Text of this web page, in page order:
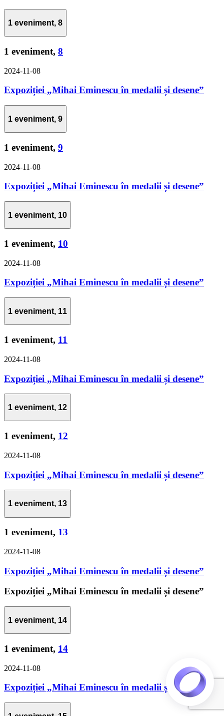
1 eveniment, 8
1 eveniment, 8
2024-11-08
Expoziției „Mihai Eminescu în medalii și desene”
1 eveniment, 9
1 eveniment, 9
2024-11-08
Expoziției „Mihai Eminescu în medalii și desene”
1 eveniment, 10
1 eveniment, 10
2024-11-08
Expoziției „Mihai Eminescu în medalii și desene”
1 eveniment, 11
1 eveniment, 11
2024-11-08
Expoziției „Mihai Eminescu în medalii și desene”
1 eveniment, 12
1 eveniment, 12
2024-11-08
Expoziției „Mihai Eminescu în medalii și desene”
1 eveniment, 13
1 eveniment, 13
2024-11-08
Expoziției „Mihai Eminescu în medalii și desene”
Expoziției „Mihai Eminescu în medalii și desene”
1 eveniment, 14
1 eveniment, 14
2024-11-08
Expoziției „Mihai Eminescu în medalii și desene”